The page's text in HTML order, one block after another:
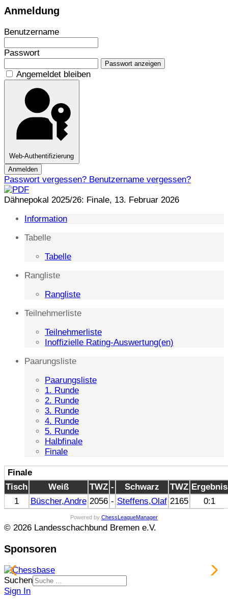
Anmeldung
Benutzername
Passwort
Passwort anzeigen
Angemeldet bleiben
Web-Authentifizierung
Anmelden
Passwort vergessen? Benutzername vergessen?
Dähnepokal 2025/26: Finale, 13. Februar 2026
Information
Tabelle
Tabelle
Rangliste
Rangliste
Teilnehmerliste
Teilnehmerliste
Inoffizielle Rating-Auswertung(en)
Paarungsliste
Paarungsliste
1. Runde
2. Runde
3. Runde
4. Runde
5. Runde
Halbfinale
Finale
Finale
Tisch
Weiß TWZ - Schwarz TWZ Ergebnis
1
Büscher,Andre 2056 - Steffens,Olaf 2165 0:1
Powered by ChessLeagueManager
© 2026 Landesschachbund Bremen e.V.
Sponsoren
Suchen
Sign In